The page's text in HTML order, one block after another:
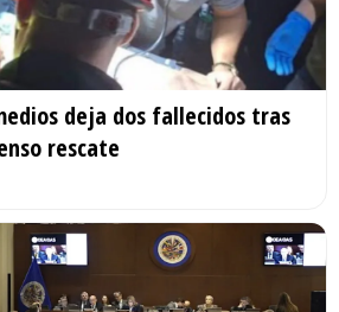
deja dos fallecidos tras
rescate